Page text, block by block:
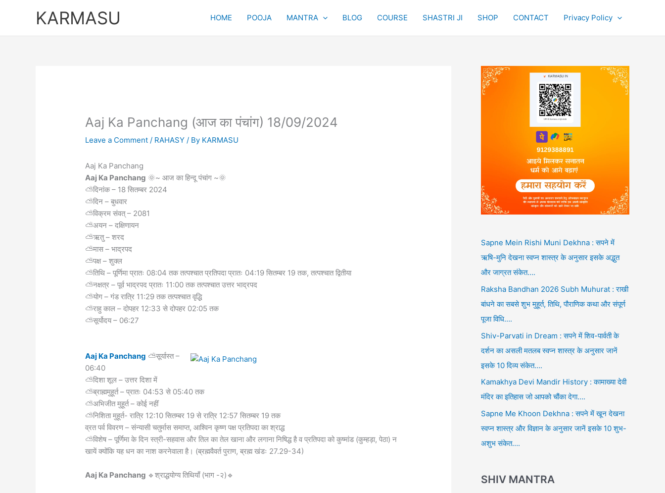
KARMASU HOME POOJA MANTRA BLOG COURSE SHASTRI JI SHOP CONTACT Privacy Policy
Aaj Ka Panchang (आज का पंचांग) 18/09/2024
Leave a Comment / RAHASY / By KARMASU
Aaj Ka Panchang
Aaj Ka Panchang 🌞~ आज का हिन्दू पंचांग ~🌞
⛅दिनांक – 18 सितम्बर 2024
⛅दिन – बुधवार
⛅विक्रम संवत् – 2081
⛅अयन – दक्षिणायन
⛅ऋतु – शरद
⛅मास – भाद्रपद
⛅पक्ष – शुक्ल
⛅तिथि – पूर्णिमा प्रातः 08:04 तक तत्पश्चात प्रतिपदा प्रातः 04:19 सितम्बर 19 तक, तत्पश्चात द्वितीया
⛅नक्षत्र – पूर्व भाद्रपद प्रातः 11:00 तक तत्पश्चात उत्तर भाद्रपद
⛅योग – गंड रात्रि 11:29 तक तत्पश्चात वृद्धि
⛅राहु काल – दोपहर 12:33 से दोपहर 02:05 तक
⛅सूर्योदय – 06:27
Aaj Ka Panchang ⛅सूर्यास्त –
06:40
⛅दिशा शूल – उत्तर दिशा में
⛅ब्राह्ममुहूर्त – प्रातः 04:53 से 05:40 तक
⛅अभिजीत मुहूर्त – कोई नहीं
⛅निशिता मुहूर्त- रात्रि 12:10 सितम्बर 19 से रात्रि 12:57 सितम्बर 19 तक
व्रत पर्व विवरण – संन्यासी चतुर्मास समाप्त, आश्विन कृष्ण पक्ष प्रतिपदा का श्राद्ध
⛅विशेष – पूर्णिमा के दिन स्त्री-सहवास और तिल का तेल खाना और लगाना निषिद्ध है व प्रतिपदा को कुष्मांड (कुम्हड़ा, पेठा) न
खायें क्योंकि यह धन का नाश करनेवाला है। (ब्रह्मवैवर्त पुराण, ब्रह्म खंडः 27.29-34)
Aaj Ka Panchang 🔹श्राद्धयोग्य तिथियाँ (भाग -२)🔹
Sapne Mein Rishi Muni Dekhna : सपने में
ऋषि-मुनि देखना स्वप्न शास्त्र के अनुसार इसके अद्भुत
और जाग्रत संकेत….
Raksha Bandhan 2026 Subh Muhurat : राखी
बांधने का सबसे शुभ मुहूर्त, तिथि, पौराणिक कथा और संपूर्ण
पूजा विधि….
Shiv-Parvati in Dream : सपने में शिव-पार्वती के
दर्शन का असली मतलब स्वप्न शास्त्र के अनुसार जानें
इसके 10 दिव्य संकेत….
Kamakhya Devi Mandir History : कामाख्या देवी
मंदिर का इतिहास जो आपको चौंका देगा….
Sapne Me Khoon Dekhna : सपने में खून देखना
स्वप्न शास्त्र और विज्ञान के अनुसार जानें इसके 10 शुभ-
अशुभ संकेत….
SHIV MANTRA